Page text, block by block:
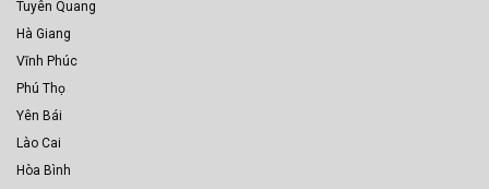
Tuyên Quang
Hà Giang
Vĩnh Phúc
Phú Thọ
Yên Bái
Lào Cai
Hòa Bình